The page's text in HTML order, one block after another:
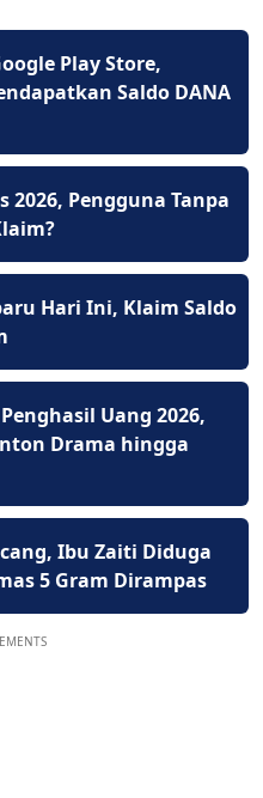
Play Store,
Saldo DANA
2026, Pengguna Tanpa
Hari Ini, Klaim Saldo
Uang 2026,
Drama hingga
Ibu Zaiti Diduga
5 Gram Dirampas